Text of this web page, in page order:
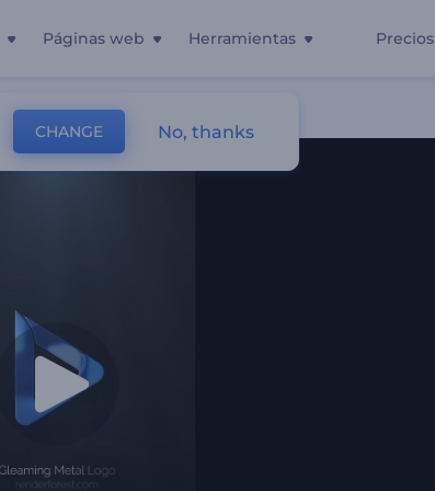
Páginas web Herramientas Precios
CHANGE No, thanks